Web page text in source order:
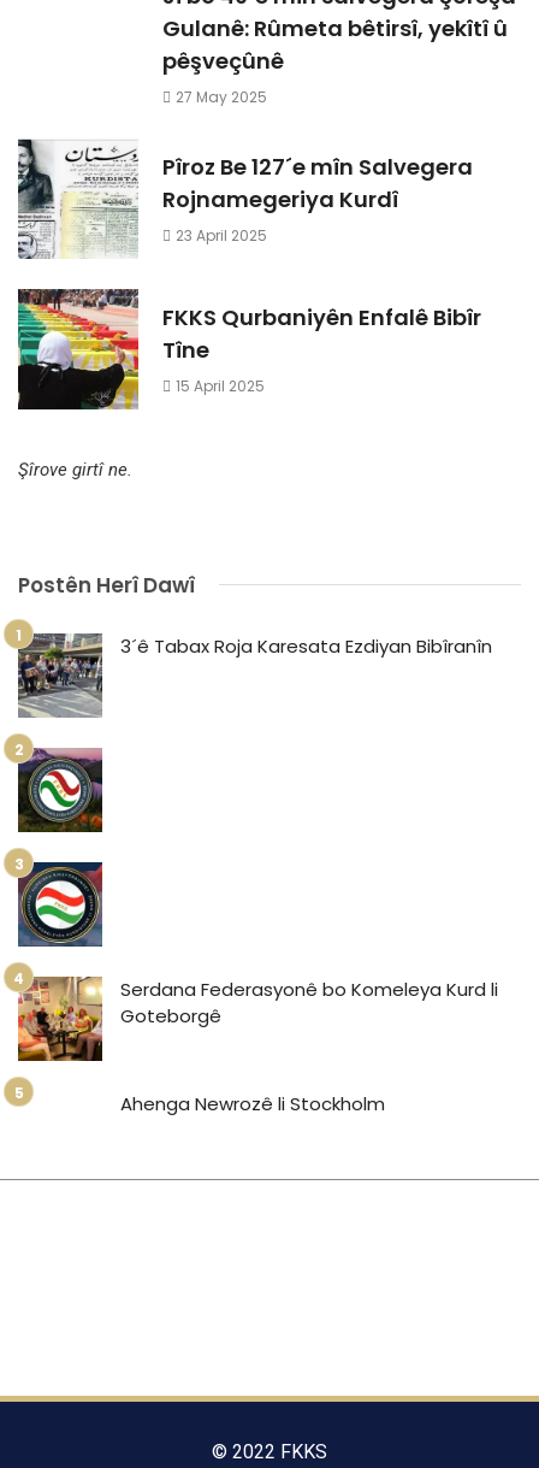
Gulanê: Rûmeta bêtirsî, yekîtî û
pêşveçûnê
27 May 2025
Pîroz Be 127´e mîn Salvegera
Rojnamegeriya Kurdî
23 April 2025
FKKS Qurbaniyên Enfalê Bibîr
Tîne
15 April 2025
Şîrove girtî ne.
Postên Herî Dawî
3´ê Tabax Roja Karesata Ezdiyan Bibîranîn
Serdana Federasyonê bo Komeleya Kurd li
Goteborgê
Ahenga Newrozê li Stockholm
© 2022 FKKS